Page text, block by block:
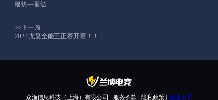
建筑—雷达
>>下一篇
2024尤复全能王正赛开赛！！！
众渔信息科技（上海）有限公司 服务条款 | 隐私政策 | 营业执照